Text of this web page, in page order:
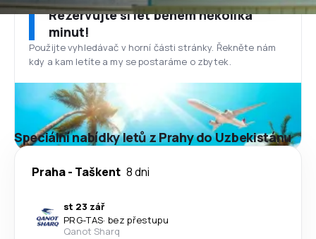
Rezervujte si let během několika
minut!
Použijte vyhledávač v horní části stránky. Řekněte nám
kdy a kam letíte a my se postaráme o zbytek.
Speciální nabídky letů z Prahy do Uzbekistánu
Praha- Taškent 8 dni
st 23 zář
PRG-TAS· bez přestupu
Qanot Sharq